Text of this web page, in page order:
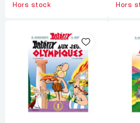
Hors stock Hors